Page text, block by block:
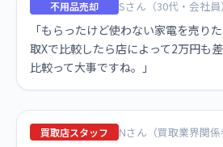
不用品売却 Sさん（30代・会社員）
「もらったけど使わない家電を売り
取Xで比較したら店によって2万円も差
比較って大事ですね。」
買取店スタッフ Nさん（買取業界関係